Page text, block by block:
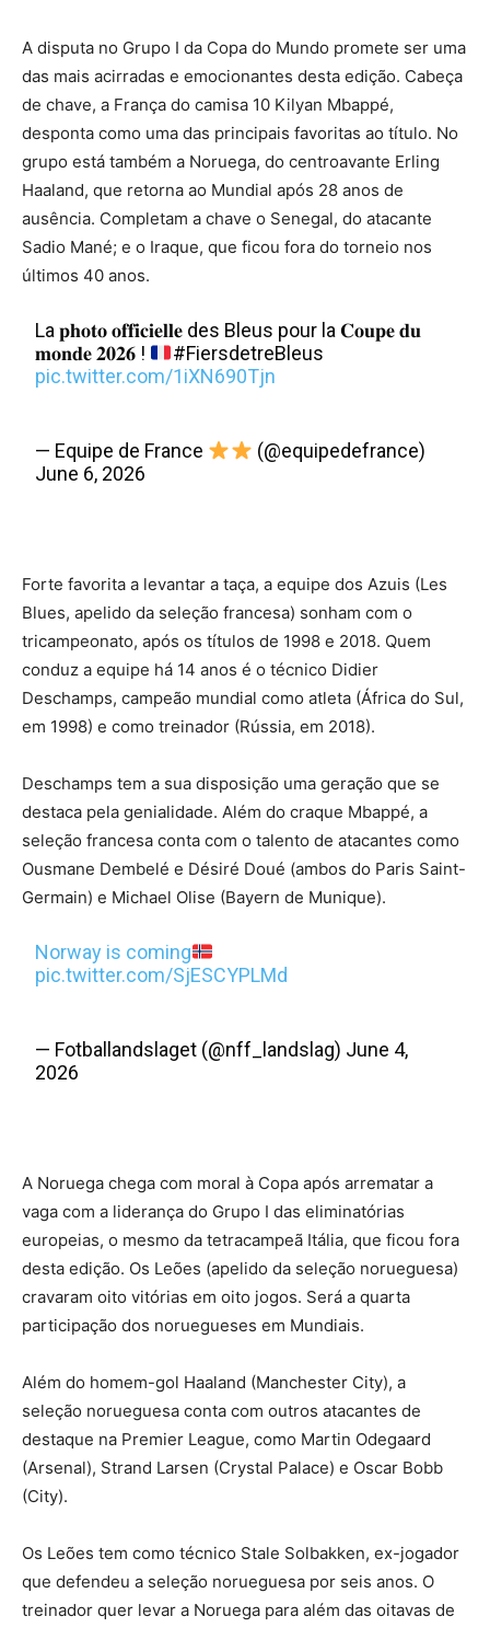
A disputa no Grupo I da Copa do Mundo promete ser uma
das mais acirradas e emocionantes desta edição. Cabeça
de chave, a França do camisa 10 Kilyan Mbappé,
desponta como uma das principais favoritas ao título. No
grupo está também a Noruega, do centroavante Erling
Haaland, que retorna ao Mundial após 28 anos de
ausência. Completam a chave o Senegal, do atacante
Sadio Mané; e o Iraque, que ficou fora do torneio nos
últimos 40 anos.
La 𝐩𝐡𝐨𝐭𝐨 𝐨𝐟𝐟𝐢𝐜𝐢𝐞𝐥𝐥𝐞 des Bleus pour la 𝐂𝐨𝐮𝐩𝐞 𝐝𝐮
𝐦𝐨𝐧𝐝𝐞 𝟐𝟎𝟐𝟔 !
#FiersdetreBleus
pic.twitter.com/1iXN690Tjn
— Equipe de France
(@equipedefrance)
June 6, 2026
Forte favorita a levantar a taça, a equipe dos Azuis (Les
Blues, apelido da seleção francesa) sonham com o
tricampeonato, após os títulos de 1998 e 2018. Quem
conduz a equipe há 14 anos é o técnico Didier
Deschamps, campeão mundial como atleta (África do Sul,
em 1998) e como treinador (Rússia, em 2018).
Deschamps tem a sua disposição uma geração que se
destaca pela genialidade. Além do craque Mbappé, a
seleção francesa conta com o talento de atacantes como
Ousmane Dembelé e Désiré Doué (ambos do Paris Saint-
Germain) e Michael Olise (Bayern de Munique).
Norway is coming
pic.twitter.com/SjESCYPLMd
— Fotballandslaget (@nff_landslag) June 4,
2026
A Noruega chega com moral à Copa após arrematar a
vaga com a liderança do Grupo I das eliminatórias
europeias, o mesmo da tetracampeã Itália, que ficou fora
desta edição. Os Leões (apelido da seleção norueguesa)
cravaram oito vitórias em oito jogos. Será a quarta
participação dos noruegueses em Mundiais.
Além do homem-gol Haaland (Manchester City), a
seleção norueguesa conta com outros atacantes de
destaque na Premier League, como Martin Odegaard
(Arsenal), Strand Larsen (Crystal Palace) e Oscar Bobb
(City).
Os Leões tem como técnico Stale Solbakken, ex-jogador
que defendeu a seleção norueguesa por seis anos. O
treinador quer levar a Noruega para além das oitavas de